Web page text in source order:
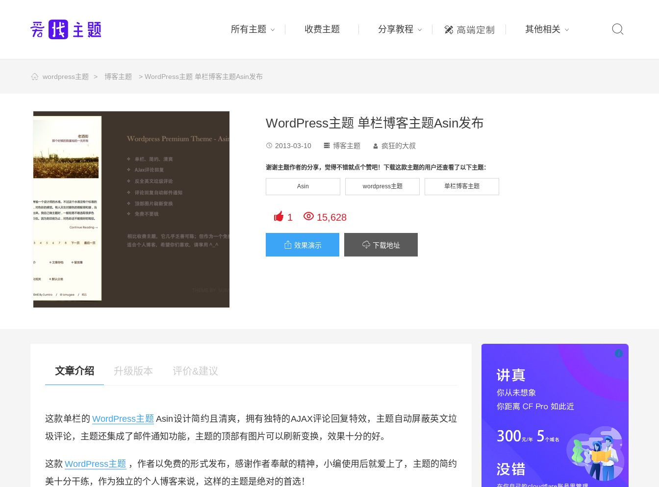
所有主题 收费主题 分享教程 其他相关 
wordpress主题 > 博客主题 > WordPress主题 单栏博客主题Asin发布
WordPress主题 单栏博客主题Asin发布
 2013-03-10  博客主题  疯狂的大叔
谢谢主题作者的分享，觉得不错就点个赞吧！下载这款主题的用户还查看了以下主题：
Asin wordpress主题 单栏博客主题
 1  15,628
 效果演示  下载地址
文章介绍 升级版本 评价&建议
这款单栏的 WordPress主题 Asin设计简约且清爽，拥有独特的AJAX评论回复特效，主题自动屏蔽英文垃
圾评论，主题还集成了邮件通知功能，主题的顶部有图片可以刷新变换，效果十分的好。
这款 WordPress主题 ，作者以免费的形式发布，感谢作者奉献的精神，小编使用后就爱上了，主题的简约
美十分干练，作为独立的个人博客来说，这样的主题是绝对的首选！
